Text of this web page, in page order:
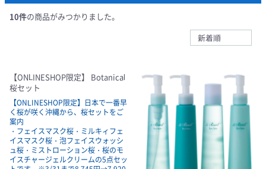
10件の商品がみつかりました。
【ONLINESHOP限定】 Botanical
桜セット
【ONLINESHOP限定】日本で一番早
く桜が咲く沖縄から、桜セットをご
案内
・フェイスマスク桜・ミルキィフェ
イスマスク桜・泡フェイスウォッシ
ュ桜・ミストローション桜・桜のモ
イスチャージェルクリームの5点セッ